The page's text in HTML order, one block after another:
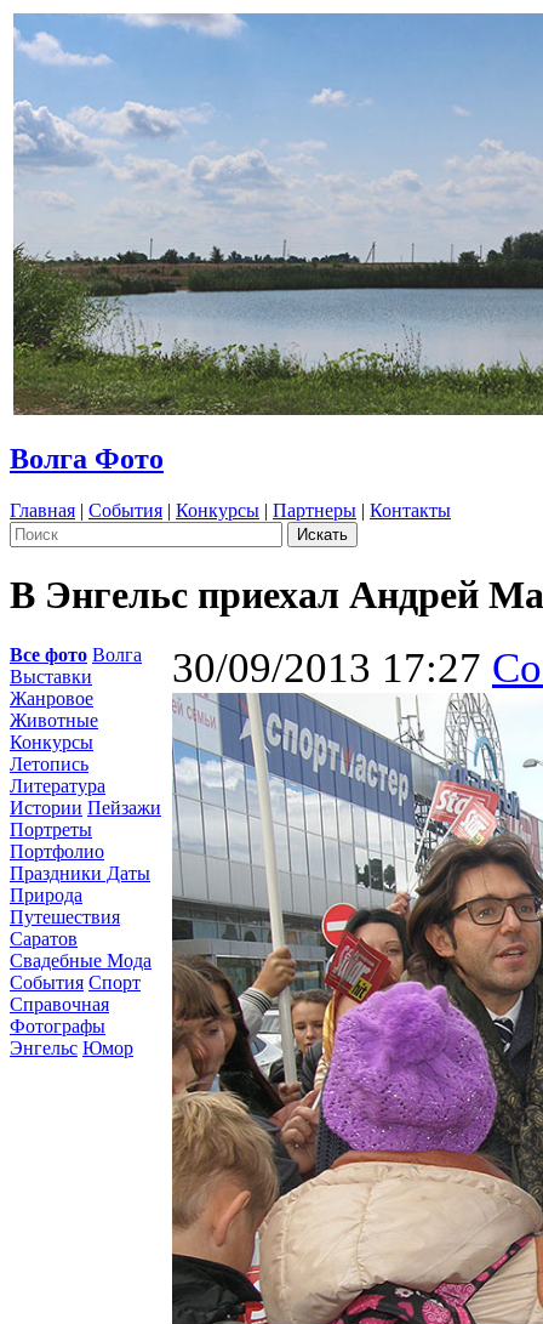
Волга Фото
Главная | События | Конкурсы | Партнеры | Контакты
В Энгельс приехал Андрей
Все фото Волга
Выставки
Жанровое
Животные
Конкурсы
Летопись
Литература
Истории Пейзажи
Портреты
Портфолио
Праздники Даты
Природа
Путешествия
Саратов
Свадебные Мода
События Спорт
Справочная
Фотографы
Энгельс Юмор
30/09/2013 17:27